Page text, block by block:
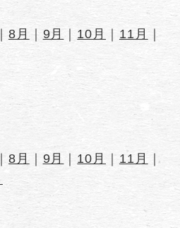
｜ 8月 ｜ 9月 ｜ 10月 ｜ 11月
｜
｜ 8月 ｜ 9月 ｜ 10月 ｜ 11月
｜